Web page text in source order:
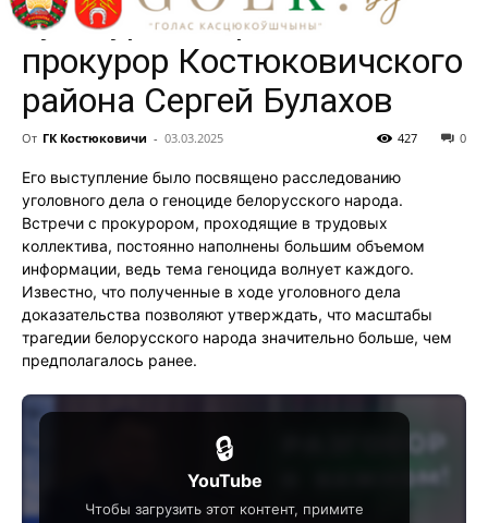
культуры встретился
прокурор Костюковичского
района Сергей Булахов
От ГК Костюковичи - 03.03.2025 0
427
Его выступление было посвящено расследованию
уголовного дела о геноциде белорусского народа.
Встречи с прокурором, проходящие в трудовых
коллектива, постоянно наполнены большим объемом
информации, ведь тема геноцида волнует каждого.
Известно, что полученные в ходе уголовного дела
доказательства позволяют утверждать, что масштабы
трагедии белорусского народа значительно больше, чем
предполагалось ранее.
🔒
YouTube
Чтобы загрузить этот контент, примите